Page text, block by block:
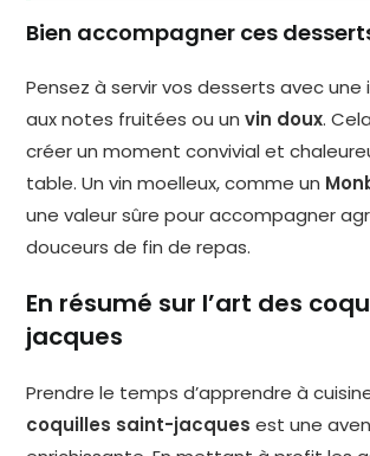
Bien accompagner ces
Pensez à servir vos desserts avec une
aux notes fruitées ou unvin doux.
créer un moment convivial et
table. Un vin moelleux, comme un
une valeur sûre pour accompagner
douceurs de fin de repas.
En résumé sur l’art des
jacques
Prendre le temps d’apprendre à
coquilles saint-jacques est une